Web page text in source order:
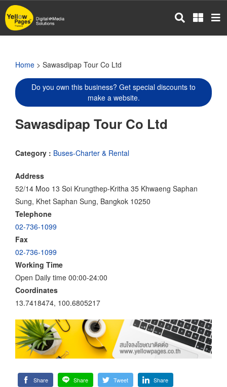
Skip
to
main
Home > Sawasdipap Tour Co Ltd
Do you own this business? Get special discounts to
make a website.
Sawasdipap Tour Co Ltd
Category : Buses-Charter & Rental
Address
52/14 Moo 13 Soi Krungthep-Kritha 35 Khwaeng Saphan
Sung, Khet Saphan Sung, Bangkok 10250
Telephone
02-736-1099
Fax
02-736-1099
Working Time
Open Daily time 00:00-24:00
Coordinates
13.7418474, 100.6805217
Share Share Tweet Share